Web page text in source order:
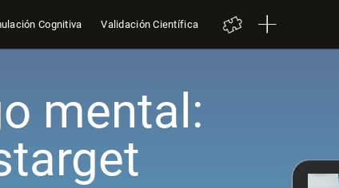
Cognitiva Validación Científica
mental: